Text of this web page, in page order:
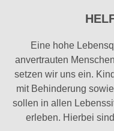
Eine hohe
anvertrauten
setzen wir uns ein.
mit Behinderung
sollen in allen
erleben. Hierbei